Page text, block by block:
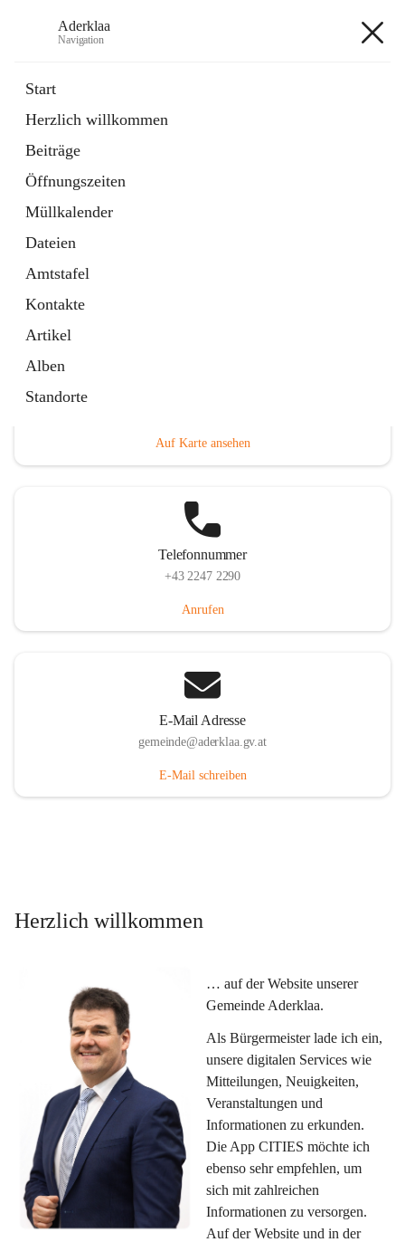
Aderklaa
Navigation
Start
Herzlich willkommen
Beiträge
Öffnungszeiten
Müllkalender
Dateien
Amtstafel
Kontakte
Artikel
Alben
Standorte
6 Schnellzugriffe
Gemeinde
3 Schnellzugriffe
Auf Karte ansehen
Telefonnummer
+43 2247 2290
Anrufen
E-Mail Adresse
gemeinde@aderklaa.gv.at
E-Mail schreiben
Herzlich willkommen
… auf der Website unserer
Gemeinde Aderklaa.
Als Bürgermeister lade ich ein,
unsere digitalen Services wie
Mitteilungen, Neuigkeiten,
Veranstaltungen und
Informationen zu erkunden.
Die App CITIES möchte ich
ebenso sehr empfehlen, um
sich mit zahlreichen
Informationen zu versorgen.
Auf der Website und in der